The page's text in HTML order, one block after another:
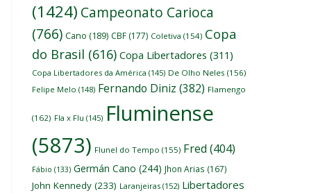
(1424) Campeonato Carioca
(766) Cano (189) CBF (177) Coletiva (154) Copa
do Brasil (616) Copa Libertadores (311)
Copa Libertadores da América (145) De Olho Neles (156)
Felipe Melo (148) Fernando Diniz (382) Flamengo
(162) Fla x Flu (145) Fluminense
(5873) Flunel do Tempo (155) Fred (404)
Fábio (133) Germán Cano (244) Jhon Arias (167)
John Kennedy (233) Laranjeiras (152) Libertadores